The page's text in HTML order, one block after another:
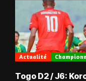
Actualité
Togo D2 / J6: